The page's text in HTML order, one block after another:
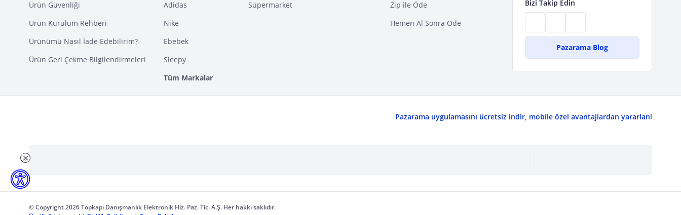
Ürün Güvenliği
Ürün Kurulum Rehberi
Ürünümü Nasıl İade Edebilirim?
Ürün Geri Çekme Bilgilendirmeleri
Adidas
Nike
Ebebek
Sleepy
Tüm Markalar
Süpermarket
Zip ile Öde
Hemen Al Sonra Öde
Bizi Takip Edin
Pazarama Blog
Pazarama uygulamasını ücretsiz indir, mobile özel avantajlardan yararlan!
© Copyright 2026 Topkapı Danışmanlık Elektronik Hiz. Paz. Tic. A.Ş. Her hakkı saklıdır.